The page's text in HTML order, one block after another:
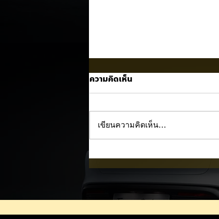
Nissan NX7 EV เผยภาพทีเ
ความคิดเห็น
เขียนความคิดเห็น…